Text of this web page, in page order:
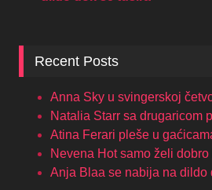
Recent Posts
Anna Sky u svingerskoj
Natalia Starr sa drugaricom
Atina Ferari pleše u
Nevena Hot samo želi
Anja Blaa se nabija na dildo